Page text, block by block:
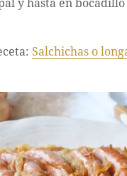
y hasta en bocadillo
Salchichas o